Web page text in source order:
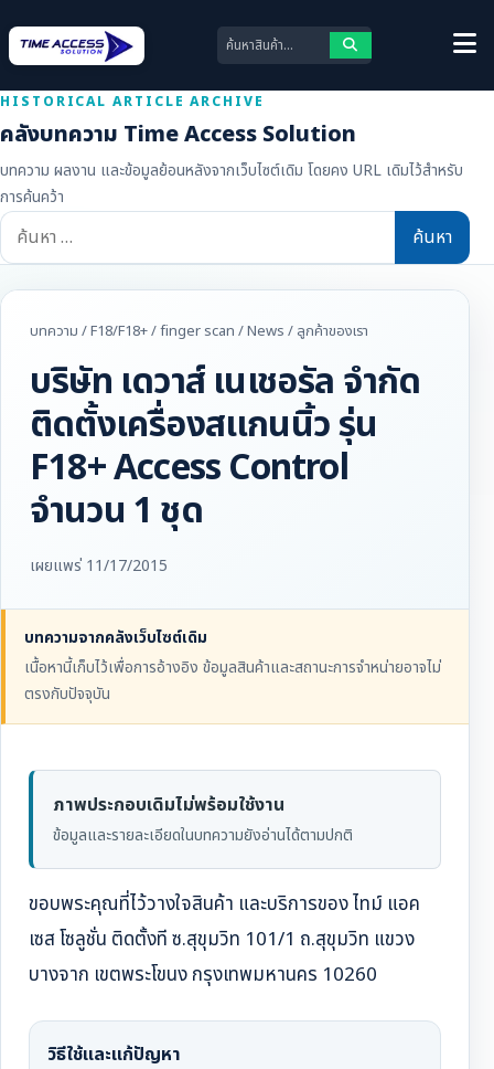
HISTORICAL ARTICLE ARCHIVE
คลังบทความ Time Access Solution
บทความ ผลงาน และข้อมูลย้อนหลังจากเว็บไซต์เดิม โดยคง URL เดิมไว้สำหรับ
การค้นคว้า
ค้นหา
สำหรับ:
บทความ /F18/F18+/finger scan /News / ลูกค้าของเรา
บริษัท เดวาส์ เนเชอรัล จำกัด
ติดตั้งเครื่องสแกนนิ้ว รุ่น
F18+ Access Control
จำนวน 1 ชุด
เผยแพร่ 11/17/2015
บทความจากคลังเว็บไซต์เดิม
เนื้อหานี้เก็บไว้เพื่อการอ้างอิง ข้อมูลสินค้าและสถานะการจำหน่ายอาจไม่
ตรงกับปัจจุบัน
ภาพประกอบเดิมไม่พร้อมใช้งาน
ข้อมูลและรายละเอียดในบทความยังอ่านได้ตามปกติ
ขอบพระคุณที่ไว้วางใจสินค้า และบริการของ ไทม์ แอค
เซส โซลูชั่น ติดตั้งที ซ.สุขุมวิท 101/1 ถ.สุขุมวิท แขวง
บางจาก เขตพระโขนง กรุงเทพมหานคร 10260
วิธีใช้และแก้ปัญหา